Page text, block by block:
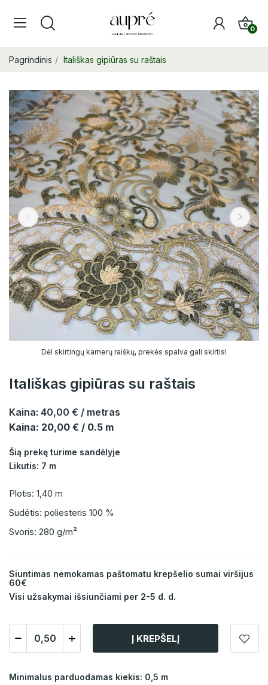
0
Pagrindinis Itališkas gipiūras su raštais
Dėl skirtingų kamerų raiškų, prekės spalva gali skirtis!
Itališkas gipiūras su raštais
Kaina: 40,00 € / metras
Kaina: 20,00 € / 0.5 m
Šią prekę turime sandėlyje
Likutis: 7 m
Plotis: 1,40 m
Sudėtis: poliesteris 100 %
Svoris: 280 g/m²
Siuntimas nemokamas paštomatu krepšelio sumai viršijus
60€
Visi užsakymai išsiunčiami per 2-5 d. d.
Į KREPŠELĮ
Minimalus parduodamas kiekis: 0,5 m